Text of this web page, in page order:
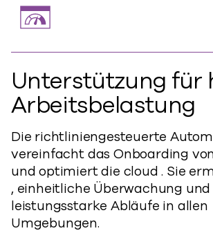
Unterstützung für
Arbeitsbelastung
Die richtliniengesteuerte
vereinfacht das Onboarding
und optimiert die cloud . Sie
, einheitliche Überwachung
leistungsstarke Abläufe in allen
Umgebungen.